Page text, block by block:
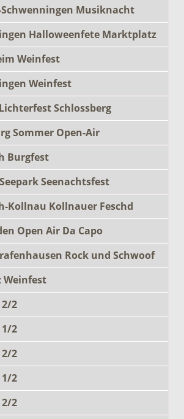
Musiknacht
Halloweenfete Marktplatz
Weinfest
Weinfest
Schlossberg
Sommer Open-Air
Burgfest
Seenachtsfest
Kollnau Kollnauer Feschd
Open Air Da Capo
Rock und Schwoof
Weinfest
2/2
1/2
2/2
1/2
2/2